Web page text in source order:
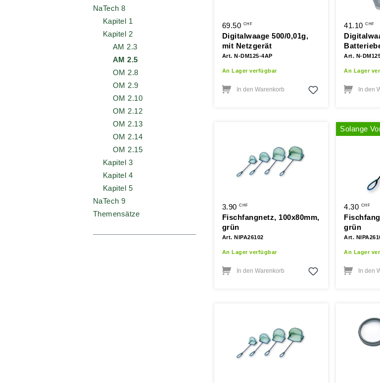
NaTech 8
Kapitel 1
Kapitel 2
AM 2.3
AM 2.5
OM 2.8
OM 2.9
OM 2.10
OM 2.12
OM 2.13
OM 2.14
OM 2.15
Kapitel 3
Kapitel 4
Kapitel 5
NaTech 9
Themensätze
69.50 CHF
Digitalwaage 500/0,01g,
mit Netzgerät
Art. N-DM125-4AP
An Lager verfügbar
In den Warenkorb
41.10CHF
Art. N-
An Lager
In den
3.90CHF
Fischfangnetz, 100x80mm,
grün
Art. NIPA26102
An Lager verfügbar
In den Warenkorb
Solange
4.30 CHF
grün
Art.
An Lager
In den